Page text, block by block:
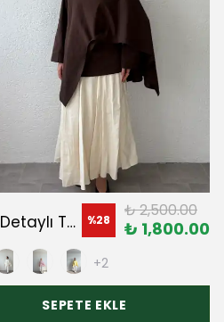
Fular Detaylı Tunik %28 ₺ 2,500.00
₺ 1,800.00
+2
SEPETE EKLE